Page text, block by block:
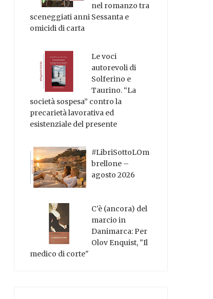
nel romanzo tra
sceneggiati anni Sessanta e
omicidi di carta
Le voci
autorevoli di
Solferino e
Taurino. “La
società sospesa” contro la
precarietà lavorativa ed
esistenziale del presente
#LibriSottoLOm
brellone –
agosto 2026
C'è (ancora) del
marcio in
Danimarca: Per
Olov Enquist, "Il
medico di corte"